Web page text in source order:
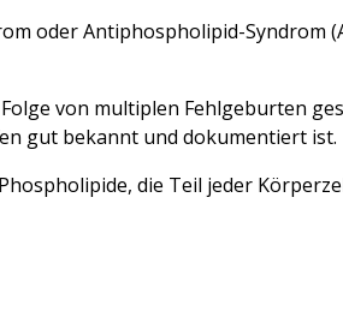
oderAntiphospholipid-Syndrom
von multiplen Fehlgeburten
gut bekannt und dokumentiert ist.
Phospholipide, die Teil jeder